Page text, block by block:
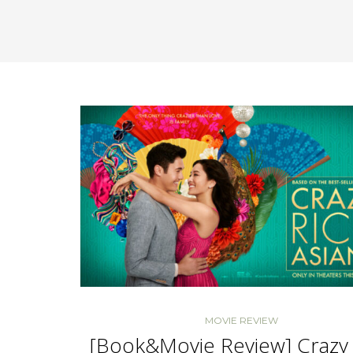
MOVIE REVIEW
[Book&Movie Review] Crazy